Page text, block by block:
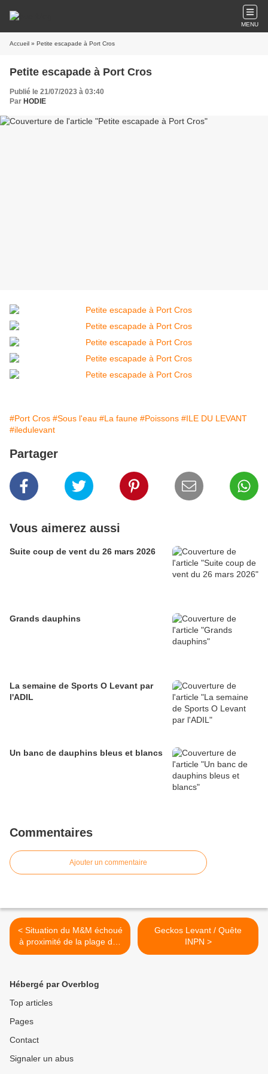
MENU
Accueil » Petite escapade à Port Cros
Petite escapade à Port Cros
Publié le 21/07/2023 à 03:40
Par HODIE
#Port Cros #Sous l'eau #La faune #Poissons #ILE DU LEVANT
#iledulevant
Partager
Vous aimerez aussi
Suite coup de vent du 26 mars 2026
Grands dauphins
La semaine de Sports O Levant par
l'ADIL
Un banc de dauphins bleus et blancs
Commentaires
Ajouter un commentaire
< Situation du M&M échoué
à proximité de la plage des
Grottes
Geckos Levant / Quête
INPN >
Hébergé par Overblog
Top articles
Pages
Contact
Signaler un abus